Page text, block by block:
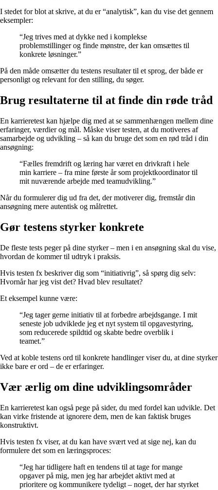
I stedet for blot at skrive, at du er “analytisk”, kan du vise det gennem
eksempler:
“Jeg trives med at dykke ned i komplekse
problemstillinger og finde mønstre, der kan omsættes til
konkrete løsninger.”
På den måde omsætter du testens resultater til et sprog, der både er
personligt og relevant for den stilling, du søger.
Brug resultaterne til at finde din røde tråd
En karrieretest kan hjælpe dig med at se sammenhængen mellem dine
erfaringer, værdier og mål. Måske viser testen, at du motiveres af
samarbejde og udvikling – så kan du bruge det som en rød tråd i din
ansøgning:
“Fælles fremdrift og læring har været en drivkraft i hele
min karriere – fra mine første år som projektkoordinator til
mit nuværende arbejde med teamudvikling.”
Når du formulerer dig ud fra det, der motiverer dig, fremstår din
ansøgning mere autentisk og målrettet.
Gør testens styrker konkrete
De fleste tests peger på dine styrker – men i en ansøgning skal du vise,
hvordan de kommer til udtryk i praksis.
Hvis testen fx beskriver dig som “initiativrig”, så spørg dig selv:
Hvornår har jeg vist det? Hvad blev resultatet?
Et eksempel kunne være:
“Jeg tager gerne initiativ til at forbedre arbejdsgange. I mit
seneste job udviklede jeg et nyt system til opgavestyring,
som reducerede spildtid og skabte bedre overblik i
teamet.”
Ved at koble testens ord til konkrete handlinger viser du, at dine styrker
ikke bare er ord – de er erfaringer.
Vær ærlig om dine udviklingsområder
En karrieretest kan også pege på sider, du med fordel kan udvikle. Det
kan virke fristende at ignorere dem, men de kan faktisk bruges
konstruktivt.
Hvis testen fx viser, at du kan have svært ved at sige nej, kan du
formulere det som en læringsproces:
“Jeg har tidligere haft en tendens til at tage for mange
opgaver på mig, men jeg har arbejdet aktivt med at
prioritere og kommunikere tydeligt – noget, der har styrket